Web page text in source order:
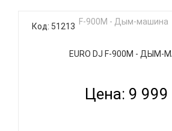
Код: 51213
EURO DJ F-900M -
Цена: 9 999